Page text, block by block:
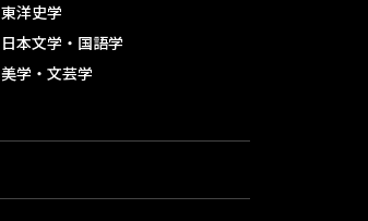
東洋史学
日本文学・国語学
美学・文芸学